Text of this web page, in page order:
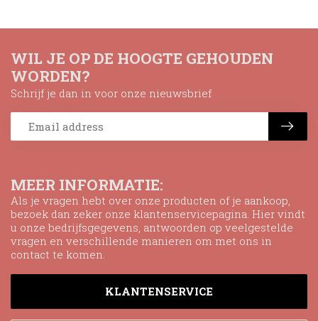
MEER INFORMATIE:
Als je vragen hebt over onze producten of je aankoop,
bezoek dan zeker onze klantenservicepagina. Hier vindt
u onze bedrijfsgegevens, antwoorden op veelgestelde
vragen en verschillende manieren om met ons in
contact te komen.
KLANTENSERVICE
WIL JE OP DE HOOGTE GEHOUDEN
WORDEN?
Schrijf je dan in voor onze nieuwsbrief